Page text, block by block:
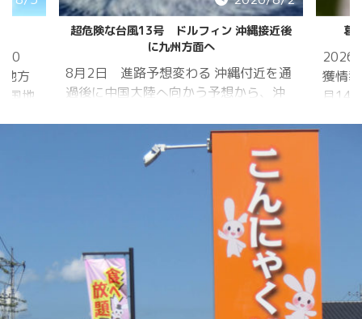
20
方
国地
超危険な台風13号 ドルフィン 沖縄接近後
に九州方面へ
8月2日 進路予想変わる 沖縄付近を通
過後に中国大陸へ向かう予想から、沖
庁
ヨーロッパ中
期予報センター 気象庁 8月31日
6:00 8月30日 5:20 8月1日に南鳥島
近海で猛烈な勢力へ 台風13号は、今
後、海面水温が29度以上の海域を西進
する見込みで、猛烈な勢力になる見込
み。
葛
2026
獲情
月14
たコ
リー